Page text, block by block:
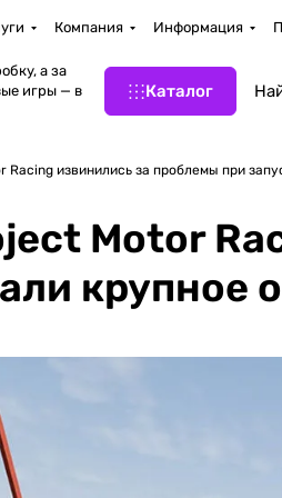
Компания Информация
а за
игры — в
Каталог
Racing извинились за проблемы при
Motor
крупное